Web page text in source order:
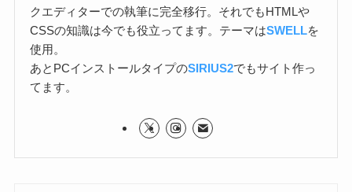
クエディターでの執筆に完全移行。それでもHTMLや
CSSの知識は今でも役立ってます。テーマはSWELLを
使用。
あとPCインストールタイプのSIRIUS2でもサイト作っ
てます。